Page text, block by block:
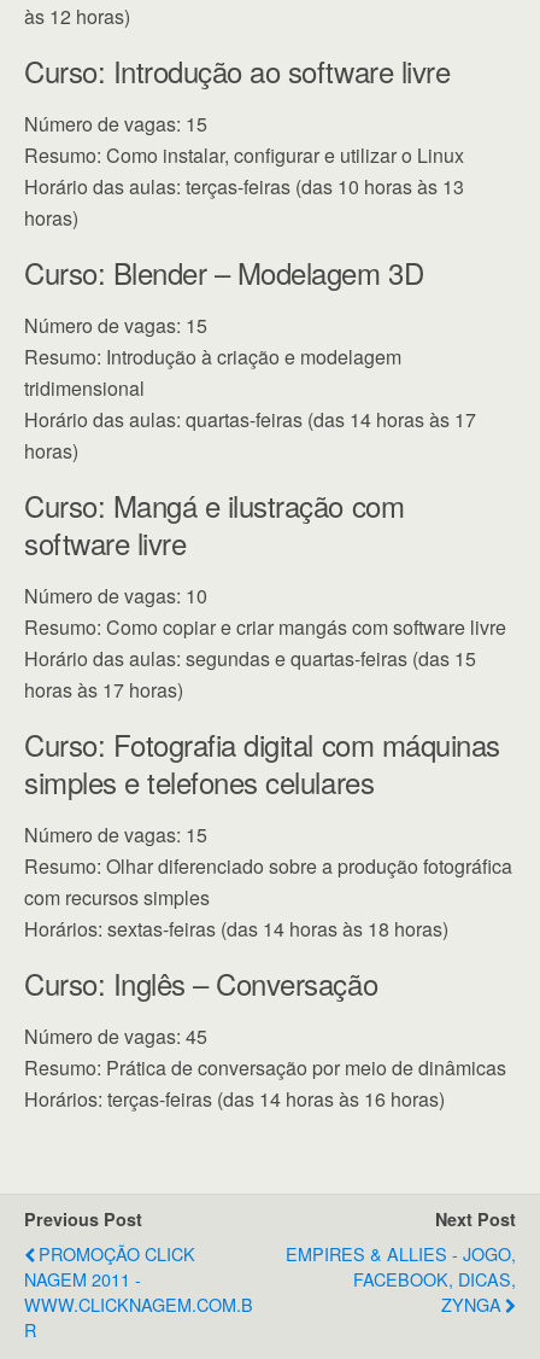
às 12 horas)
Curso: Introdução ao software livre
Número de vagas: 15
Resumo: Como instalar, configurar e utilizar o Linux
Horário das aulas: terças-feiras (das 10 horas às 13
horas)
Curso: Blender – Modelagem 3D
Número de vagas: 15
Resumo: Introdução à criação e modelagem
tridimensional
Horário das aulas: quartas-feiras (das 14 horas às 17
horas)
Curso: Mangá e ilustração com
software livre
Número de vagas: 10
Resumo: Como copiar e criar mangás com software livre
Horário das aulas: segundas e quartas-feiras (das 15
horas às 17 horas)
Curso: Fotografia digital com máquinas
simples e telefones celulares
Número de vagas: 15
Resumo: Olhar diferenciado sobre a produção fotográfica
com recursos simples
Horários: sextas-feiras (das 14 horas às 18 horas)
Curso: Inglês – Conversação
Número de vagas: 45
Resumo: Prática de conversação por meio de dinâmicas
Horários: terças-feiras (das 14 horas às 16 horas)
Previous Post
PROMOÇÃO CLICK
NAGEM 2011 -
WWW.CLICKNAGEM.COM.B
R
Next Post
EMPIRES & ALLIES - JOGO,
FACEBOOK, DICAS,
ZYNGA